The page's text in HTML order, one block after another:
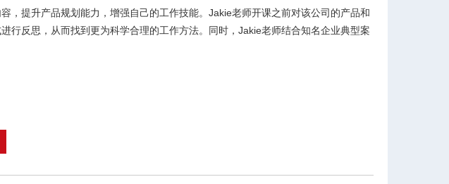
，提升产品规划能力，增强自己的工作技能。 Jakie老师开课之前对该公司的产品和
行反思，从而找到更为科学合理的工作方法。同时， Jakie老师结合知名企业典型案